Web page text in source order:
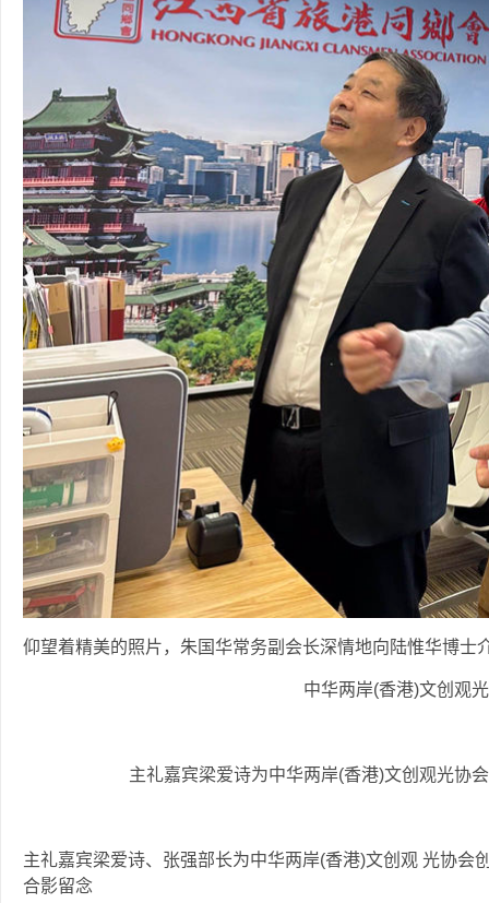
仰望着精美的照片，朱国华常务副会长深情地向陆惟华博士
中华两岸(香港)文创观
主礼嘉宾梁爱诗为中华两岸(香港)文创观光协
主礼嘉宾梁爱诗、张强部长为中华两岸(香港)文创观 光协会
合影留念